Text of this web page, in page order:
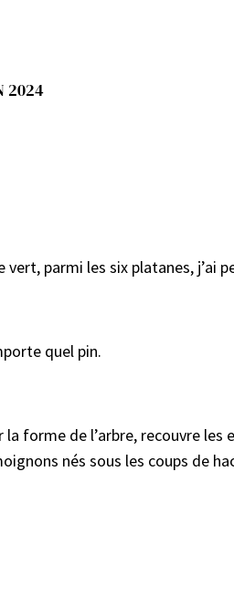
2024
vert, parmi les six platanes, j’ai
quel pin.
forme de l’arbre, recouvre
nés sous les coups de